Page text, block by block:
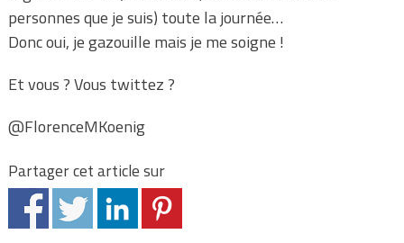
personnes que je suis) toute la journée…
Donc oui, je gazouille mais je me soigne !
Et vous ? Vous twittez ?
@FlorenceMKoenig
Partager cet article sur